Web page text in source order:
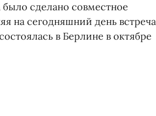
было сделано совместное
на сегодняшний день встреча
в Берлине в октябре